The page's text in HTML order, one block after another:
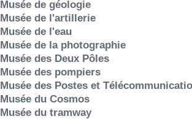
Musée de géologie
Musée de l'artillerie
Musée de l'eau
Musée de la photographie
Musée des Deux Pôles
Musée des pompiers
Musée des Postes et
Musée du Cosmos
Musée du tramway